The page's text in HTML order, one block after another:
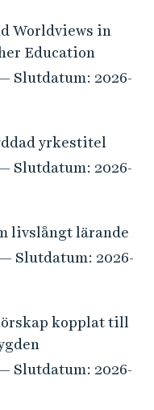
Worldviews in
Education
Slutdatum: 2026-
yrkestitel
Slutdatum: 2026-
livslångt lärande
Slutdatum: 2026-
kopplat till
Slutdatum: 2026-